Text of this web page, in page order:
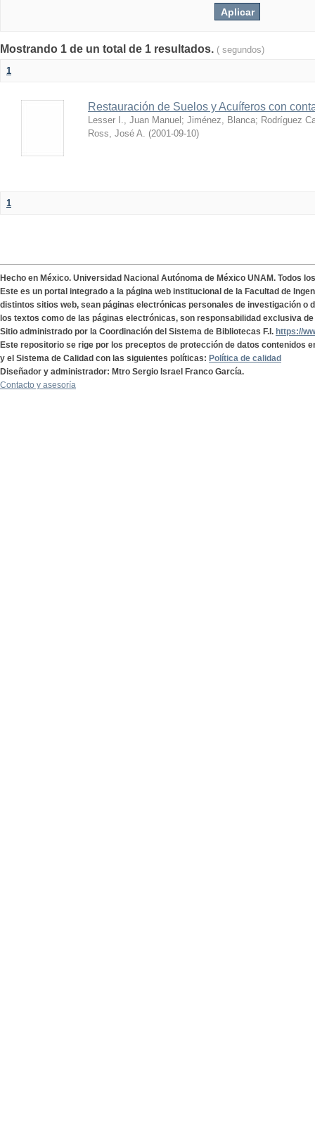
Mostrando 1 de un total de 1 resultados. ( segundos)
1
Restauración de Suelos y Acuíferos con
Lesser I., Juan Manuel ; Jiménez, Blanca; Rodríguez
Ross, José A. (2001-09-10)
1
Hecho en México. Universidad Nacional Autónoma de México UNAM. Todos
Este es un portal integrado a la página web institucional de la Facultad de
distintos sitios web, sean páginas electrónicas personales de investigación o
los textos como de las páginas electrónicas, son responsabilidad exclusiva
Sitio administrado por la Coordinación del Sistema de Bibliotecas F.I. https://
Este repositorio se rige por los preceptos de protección de datos contenidos
y el Sistema de Calidad con las siguientes políticas: Política de calidad
Diseñador y administrador: Mtro Sergio Israel Franco García.
Contacto y asesoría